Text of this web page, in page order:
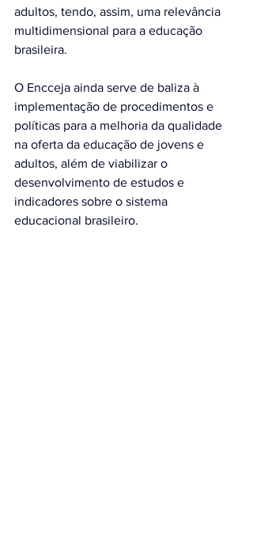
adultos, tendo, assim, uma relevância
multidimensional para a educação
brasileira.
O Encceja ainda serve de baliza à
implementação de procedimentos e
políticas para a melhoria da qualidade
na oferta da educação de jovens e
adultos, além de viabilizar o
desenvolvimento de estudos e
indicadores sobre o sistema
educacional brasileiro.